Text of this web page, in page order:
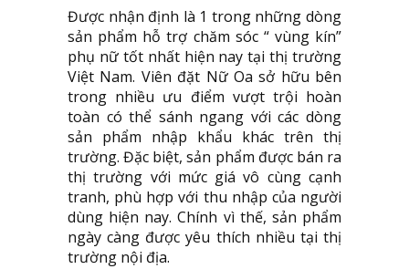
Được nhận định là 1 trong những dòng
sản phẩm hỗ trợ chăm sóc “ vùng kín”
phụ nữ tốt nhất hiện nay tại thị trường
Việt Nam. Viên đặt Nữ Oa sở hữu bên
trong nhiều ưu điểm vượt trội hoàn
toàn có thể sánh ngang với các dòng
sản phẩm nhập khẩu khác trên thị
trường. Đặc biệt, sản phẩm được bán ra
thị trường với mức giá vô cùng cạnh
tranh, phù hợp với thu nhập của người
dùng hiện nay. Chính vì thế, sản phẩm
ngày càng được yêu thích nhiều tại thị
trường nội địa.